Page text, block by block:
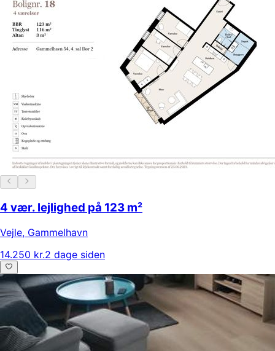
4 vær. lejlighed på 123 m²
Vejle, Gammelhavn
14.250 kr.2 dage siden